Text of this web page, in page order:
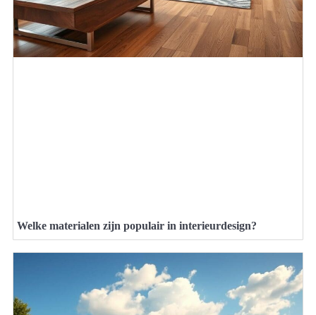
Welke materialen zijn populair in interieurdesign?